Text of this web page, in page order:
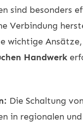
sind besonders
Verbindung
wichtige
Handwerk
Die Schaltung von
in regionalen und